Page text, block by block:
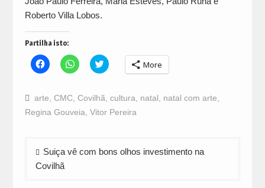
Roberto Villa Lobos.
Partilha isto:
Click
to
Facebook
(Opens
in
new
Click
to
WhatsApp
(Opens
in
new
Click
to
Twitter
(Opens
in
new
More
arte CMC, Covilhã cultura natal natal com arte
Regina Gouveia Vitor Pereira
Navegação
de
Suiça vê com bons olhos investimento na
Covilhã